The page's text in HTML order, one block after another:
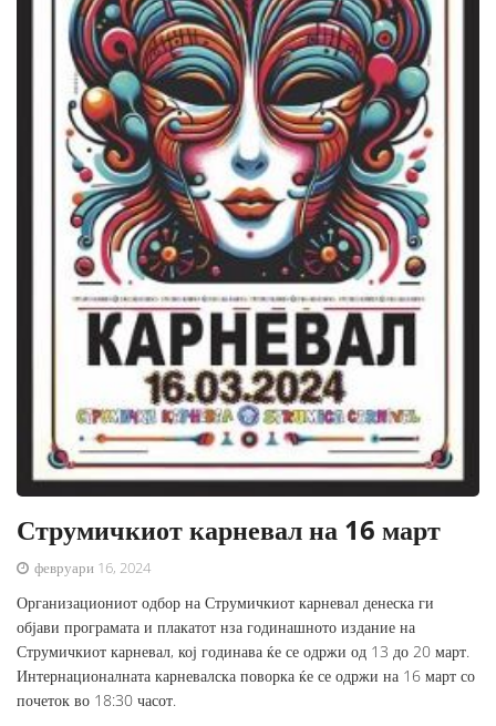
Струмичкиот карневал на 16 март
февруари 16, 2024
Организациониот одбор на Струмичкиот карневал денеска ги
објави програмата и плакатот нза годинашното издание на
Струмичкиот карневал, кој годинава ќе се одржи од 13 до 20 март.
Интернационалната карневалска поворка ќе се одржи на 16 март со
почеток во 18:30 часот.